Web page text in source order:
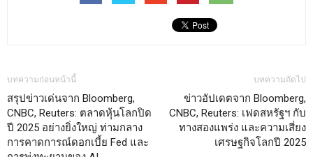
บทความก่อนหน้านี้
สรุปข่าวเด่นจาก Bloomberg,
CNBC, Reuters: ตลาดหุ้นโลกปิด
ปี 2025 อย่างยิ่งใหญ่ ท่ามกลาง
การคาดการณ์ดอกเบี้ย Fed และ
บทความถัดไป
ข่าวอัปเดตจาก Bloomberg,
CNBC, Reuters: เฟดสหรัฐฯ กับ
ทางสองแพร่ง และความเสี่ยง
เศรษฐกิจโลกปี 2025